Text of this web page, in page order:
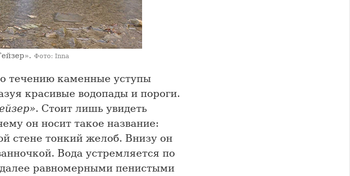
Фото: Inna
течению каменные уступы
красивые водопады и пороги.
. Стоит лишь увидеть
он носит такое название:
стене тонкий желоб. Внизу он
Вода устремляется по
равномерными пенистыми